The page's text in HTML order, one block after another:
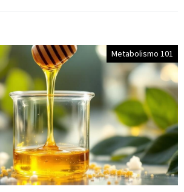
Metabolismo 101